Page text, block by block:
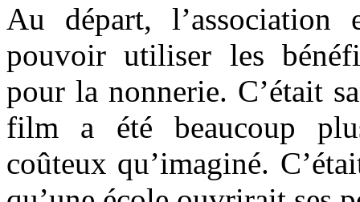
Au départ,
pouvoir utiliser les
pour la nonnerie. C’était
film a été beaucoup
coûteux qu’imaginé.